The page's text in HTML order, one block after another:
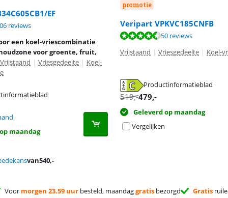
EF
van de 10, gebaseerd op 706 reviews.
reviews
een koel-vriescombinatie
voor groente, fruit,
Vrijstaand | Vriesgedeelte | Koel-
maandag
van540,-
promotie
Veripart VPKVC185CNFB
50 reviews
Vrijstaand | Vriesgedeelte | Koel-
Productinformatieblad
tabblad
519,-479,-
Geleverd op maandag
Vergelijken
Voor morgen 23.59 uur besteld, maandaggratis bezorgd Gratis